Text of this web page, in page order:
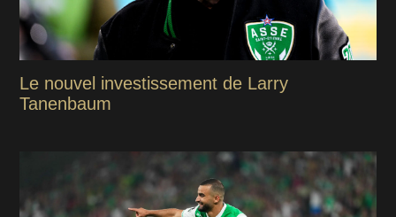
Le nouvel investissement de Larry
Tanenbaum